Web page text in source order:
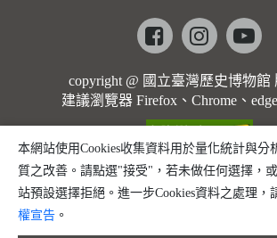
Facebookinstagram
copyright @ 國立臺灣歷史博物館
建議瀏覽器 Firefox、Chrome、
本網站使用Cookies收集資料用於量化統計與分
質之改善。請點選"接受"，若未做任何選擇，
站預設選擇拒絕。進一步Cookies資料之處理，
權宣告 。